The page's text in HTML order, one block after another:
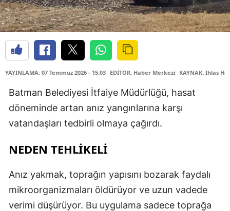
YAYINLAMA: 07 Temmuz 2026 - 15:03 EDİTÖR: Haber Merkezi KAYNAK: İhlas
Batman Belediyesi İtfaiye Müdürlüğü, hasat
döneminde artan anız yangınlarına karşı
vatandaşları tedbirli olmaya çağırdı.
NEDEN TEHLİKELİ
Anız yakmak, toprağın yapısını bozarak faydalı
mikroorganizmaları öldürüyor ve uzun vadede
verimi düşürüyor. Bu uygulama sadece toprağa